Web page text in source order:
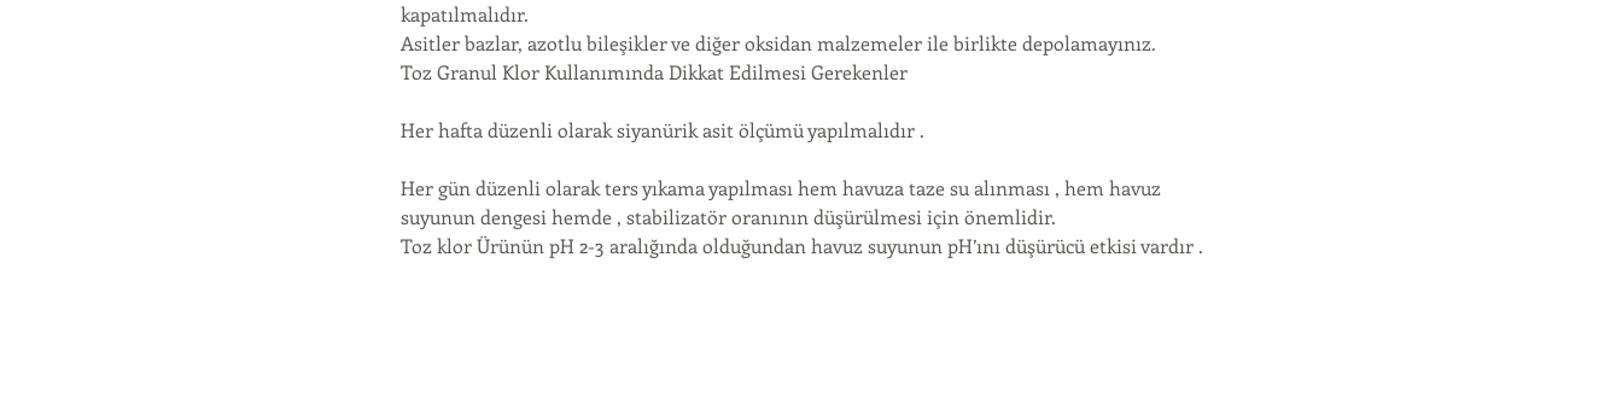
kapatılmalıdır.
Asitler bazlar, azotlu bileşikler ve diğer oksidan malzemeler ile birlikte depolamayınız.
Toz Granul Klor Kullanımında Dikkat Edilmesi Gerekenler
Her hafta düzenli olarak siyanürik asit ölçümü yapılmalıdır .
Her gün düzenli olarak ters yıkama yapılması hem havuza taze su alınması , hem havuz
suyunun dengesi hemde , stabilizatör oranının düşürülmesi için önemlidir.
Toz klor Ürünün pH 2-3 aralığında olduğundan havuz suyunun pH’ını düşürücü etkisi vardır .